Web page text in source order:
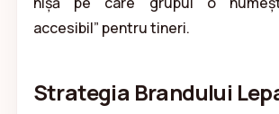
accesibil” pentru tineri.
Strategia Brandului